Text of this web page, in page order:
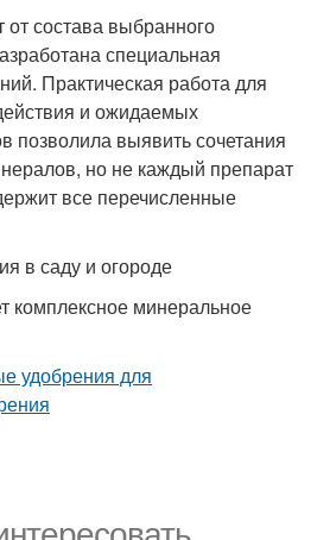
состава выбранного
специальная
Практическая работа для
и ожидаемых
позволила выявить сочетания
но не каждый препарат
все перечисленные
в саду и огороде
комплексное минеральное